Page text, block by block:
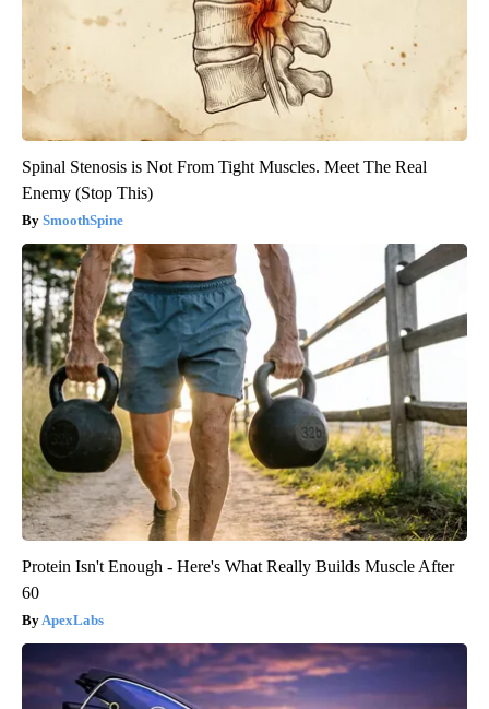
Spinal Stenosis is Not From Tight Muscles. Meet The Real
Enemy (Stop This)
SmoothSpine
Protein Isn't Enough - Here's What Really Builds Muscle After
60
ApexLabs